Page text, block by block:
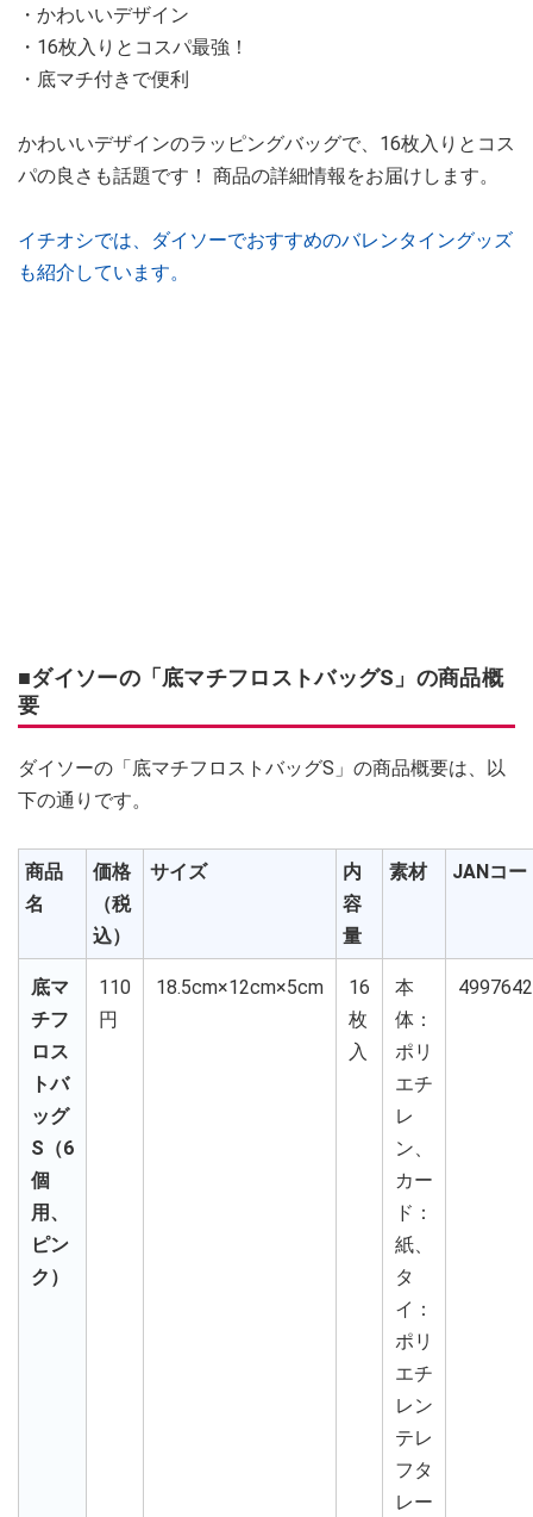
・かわいいデザイン
・16枚入りとコスパ最強！
・底マチ付きで便利
かわいいデザインのラッピングバッグで、16枚入りとコス
パの良さも話題です！ 商品の詳細情報をお届けします。
イチオシでは、ダイソーでおすすめのバレンタイングッズ
も紹介しています。
■ダイソーの「底マチフロストバッグS」の商品概
要
ダイソーの「底マチフロストバッグS」の商品概要は、以
下の通りです。
商品
名
価格
（税
込）
サイズ
内
容
量
素材 JANコー
底マ
チフ
ロス
トバ
ッグ
S（6
個
用、
ピン
ク）
110
円
18.5cm×12cm×5cm
16
枚
入
本
体：
ポリ
エチ
レ
ン、
カー
ド：
紙、
タ
イ：
ポリ
エチ
レン
テレ
フタ
レー